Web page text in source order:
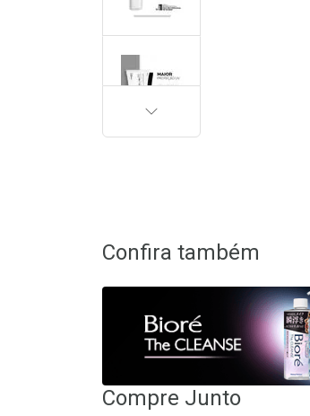
PRÓXIMA
Confira também
Compre Junto